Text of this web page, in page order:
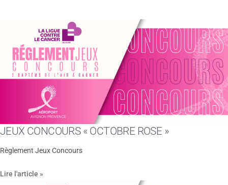
JEUX CONCOURS « OCTOBRE ROSE »
Règlement Jeux Concours
Lire l'article »